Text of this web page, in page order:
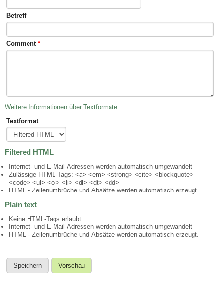
Betreff
Comment *
Weitere Informationen über Textformate
Textformat
Filtered HTML
Internet- und E-Mail-Adressen werden automatisch umgewandelt.
Zulässige HTML-Tags: <a> <em> <strong> <cite> <blockquote>
<code> <ul> <ol> <li> <dl> <dt> <dd>
HTML - Zeilenumbrüche und Absätze werden automatisch erzeugt.
Plain text
Keine HTML-Tags erlaubt.
Internet- und E-Mail-Adressen werden automatisch umgewandelt.
HTML - Zeilenumbrüche und Absätze werden automatisch erzeugt.